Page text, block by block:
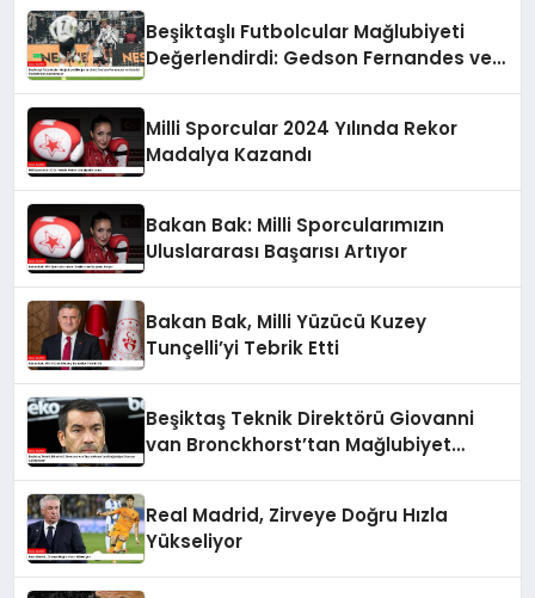
Beşiktaşlı Futbolcular Mağlubiyeti
Değerlendirdi: Gedson Fernandes ve
Milli Sporcular 2024 Yılında Rekor
Madalya Kazandı
Bakan Bak: Milli Sporcularımızın
Uluslararası Başarısı Artıyor
Bakan Bak, Milli Yüzücü Kuzey
Tunçelli’yi Tebrik Etti
Beşiktaş Teknik Direktörü Giovanni
van Bronckhorst’tan Mağlubiyet
Real Madrid, Zirveye Doğru Hızla
Yükseliyor